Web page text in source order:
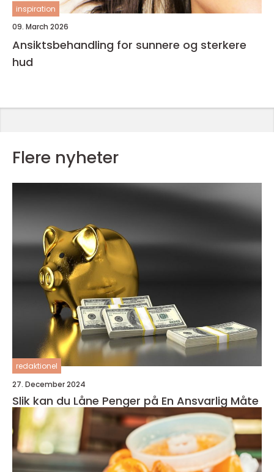
inspiration
09. March 2026
Ansiktsbehandling for sunnere og sterkere
hud
Flere nyheter
redaktionel
27. December 2024
Slik kan du Låne Penger på En Ansvarlig Måte